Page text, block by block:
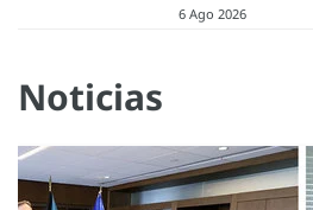
6 Ago 2026
Noticias